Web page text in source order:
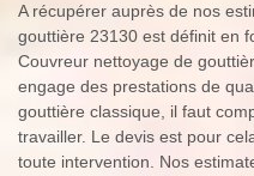
A récupérer auprès de nos
gouttière 23130 est définit en
Couvreur nettoyage de
engage des prestations de
gouttière classique, il faut
travailler. Le devis est pour
toute intervention. Nos